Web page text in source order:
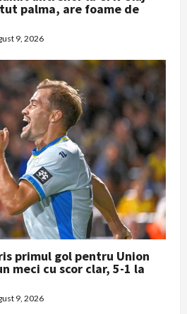
palma, are foame de
9, 2026
primul gol pentru Union
meci cu scor clar, 5-1 la
9, 2026